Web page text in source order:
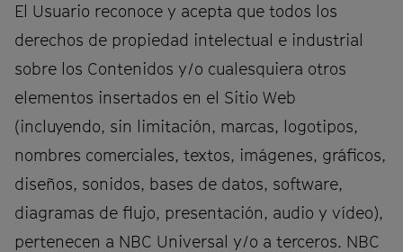
El Usuario reconoce y acepta que todos los
derechos de propiedad intelectual e industrial
sobre los Contenidos y/o cualesquiera otros
elementos insertados en el Sitio Web
(incluyendo, sin limitación, marcas, logotipos,
nombres comerciales, textos, imágenes, gráficos,
diseños, sonidos, bases de datos, software,
diagramas de flujo, presentación, audio y vídeo),
pertenecen a NBC Universal y/o a terceros. NBC